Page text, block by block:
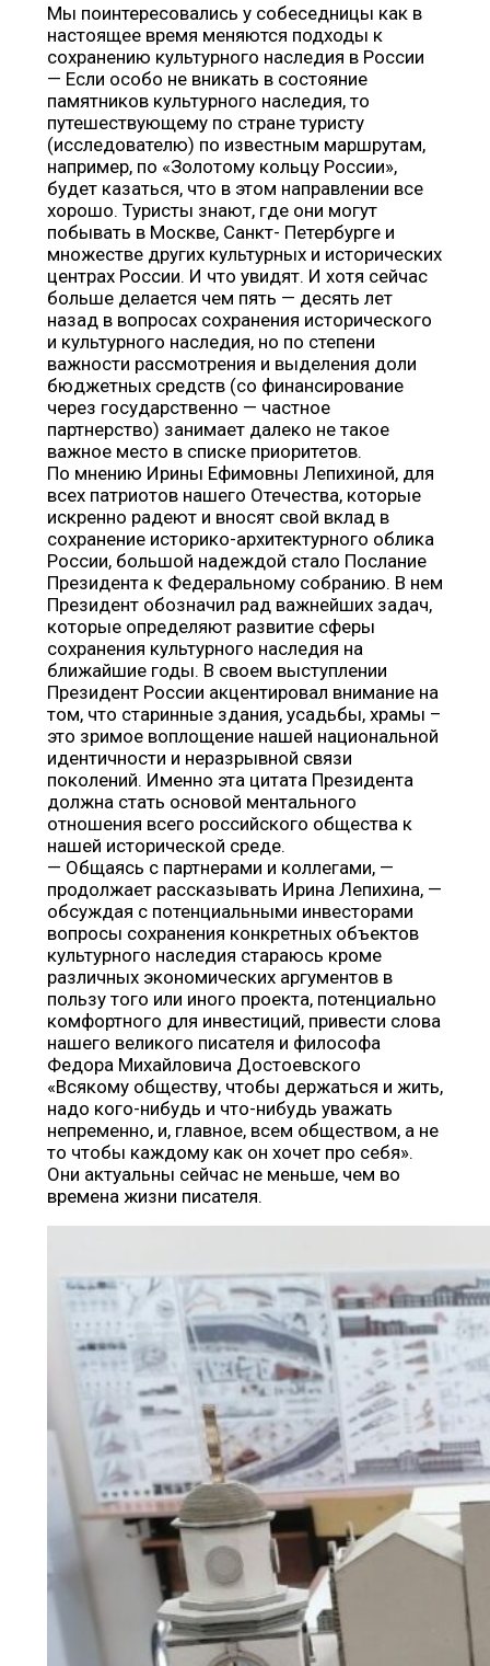
Мы поинтересовались у собеседницы как в
настоящее время меняются подходы к
сохранению культурного наследия в России
— Если особо не вникать в состояние
памятников культурного наследия, то
путешествующему по стране туристу
(исследователю) по известным маршрутам,
например, по «Золотому кольцу России»,
будет казаться, что в этом направлении все
хорошо. Туристы знают, где они могут
побывать в Москве, Санкт- Петербурге и
множестве других культурных и исторических
центрах России. И что увидят. И хотя сейчас
больше делается чем пять — десять лет
назад в вопросах сохранения исторического
и культурного наследия, но по степени
важности рассмотрения и выделения доли
бюджетных средств (со финансирование
через государственно — частное
партнерство) занимает далеко не такое
важное место в списке приоритетов.
По мнению Ирины Ефимовны Лепихиной, для
всех патриотов нашего Отечества, которые
искренно радеют и вносят свой вклад в
сохранение историко-архитектурного облика
России, большой надеждой стало Послание
Президента к Федеральному собранию. В нем
Президент обозначил рад важнейших задач,
которые определяют развитие сферы
сохранения культурного наследия на
ближайшие годы. В своем выступлении
Президент России акцентировал внимание на
том, что старинные здания, усадьбы, храмы –
это зримое воплощение нашей национальной
идентичности и неразрывной связи
поколений. Именно эта цитата Президента
должна стать основой ментального
отношения всего российского общества к
нашей исторической среде.
— Общаясь с партнерами и коллегами, —
продолжает рассказывать Ирина Лепихина, —
обсуждая с потенциальными инвесторами
вопросы сохранения конкретных объектов
культурного наследия стараюсь кроме
различных экономических аргументов в
пользу того или иного проекта, потенциально
комфортного для инвестиций, привести слова
нашего великого писателя и философа
Федора Михайловича Достоевского
«Всякому обществу, чтобы держаться и жить,
надо кого-нибудь и что-нибудь уважать
непременно, и, главное, всем обществом, а не
то чтобы каждому как он хочет про себя».
Они актуальны сейчас не меньше, чем во
времена жизни писателя.